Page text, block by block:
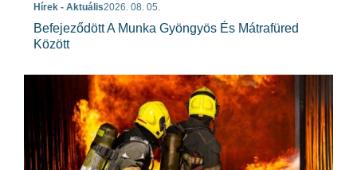
Hírek - Aktuális2026. 08. 05.
Befejeződött A Munka Gyöngyös És Mátrafüred
Között